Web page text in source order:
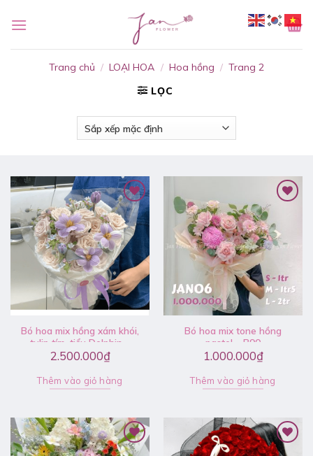
qua
Trang chủ / LOẠI HOA / Hoa hồng / Trang 2
LỌC
Bó hoa mix hồng xám khói,
tulip tím, tiểu Delphin –
V061
2.500.000₫
Thêm vào giỏ hàng
Bó hoa mix tone hồng
pastel – B90
1.000.000₫
Thêm vào giỏ hàng